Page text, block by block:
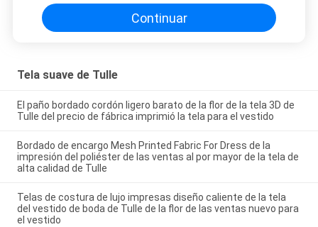
Continuar
Tela suave de Tulle
El paño bordado cordón ligero barato de la flor de la tela 3D de
Tulle del precio de fábrica imprimió la tela para el vestido
Bordado de encargo Mesh Printed Fabric For Dress de la
impresión del poliéster de las ventas al por mayor de la tela de
alta calidad de Tulle
Telas de costura de lujo impresas diseño caliente de la tela
del vestido de boda de Tulle de la flor de las ventas nuevo para
el vestido